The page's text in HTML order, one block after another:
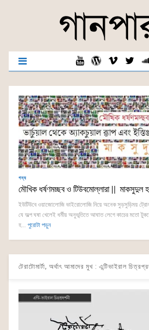
গদ্য
মৌখিক ধর্ষণমচ্ছব ও টিউবমোল্লারা || মাকসুদুল
ইউটিউবে ওয়াজোলোজি ভাইরোলোজি নিয়ে অনেক সুড়সুড়িময়
যে অল্প ঘষা খেলেই ধর্মীয় অনুভূতিতে আঘাত লেগে কাচের মতো
হ... পুরোটা পড়ুন
টেরাটোমার্টা, অর্থাৎ আমাদের মুখ : এন্টিভাইরাল